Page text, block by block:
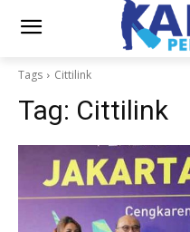
Tags Cittilink
Tag: Cittilink